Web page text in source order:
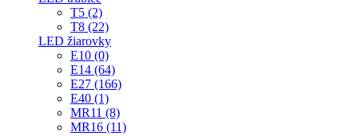
T5 (2)
T8 (22)
LED žiarovky
E10 (0)
E14 (64)
E27 (166)
E40 (1)
MR11 (8)
MR16 (11)